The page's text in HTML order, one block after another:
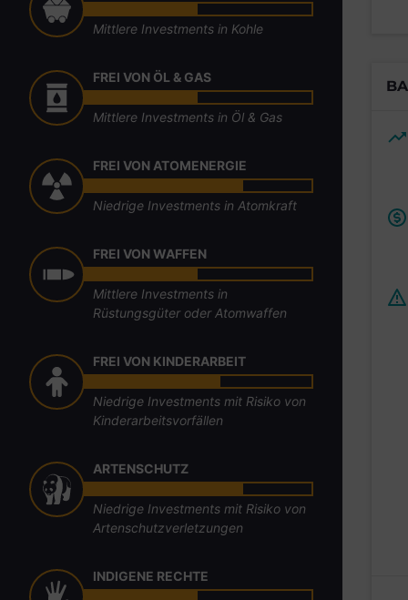
Mittlere Investments in Kohle
FREI VON ÖL & GAS
Mittlere Investments in Öl & Gas
FREI VON ATOMENERGIE
Niedrige Investments in Atomkraft
FREI VON WAFFEN
Mittlere Investments in
Rüstungsgüter oder Atomwaffen
FREI VON KINDERARBEIT
Niedrige Investments mit Risiko von
Kinderarbeitsvorfällen
ARTENSCHUTZ
Niedrige Investments mit Risiko von
Artenschutzverletzungen
INDIGENE RECHTE